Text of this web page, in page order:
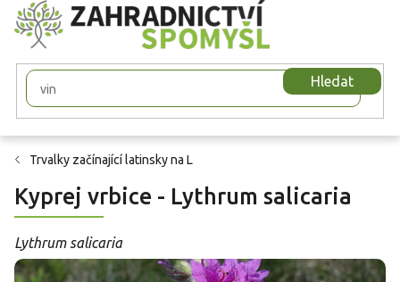
Přejít
na
obsah
Hledat
Trvalky začínající latinsky na L
Kyprej vrbice - Lythrum salicaria
Lythrum salicaria